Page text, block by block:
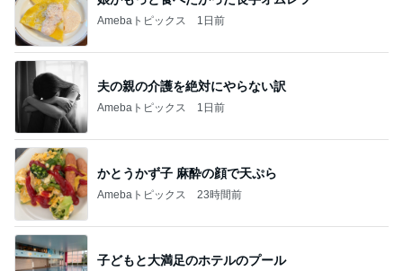
Amebaトピックス 1日前
夫の親の介護を絶対にやらない訳
Amebaトピックス 1日前
かとうかず子 麻酔の顔で天ぷら
Amebaトピックス 23時間前
子どもと大満足のホテルのプール